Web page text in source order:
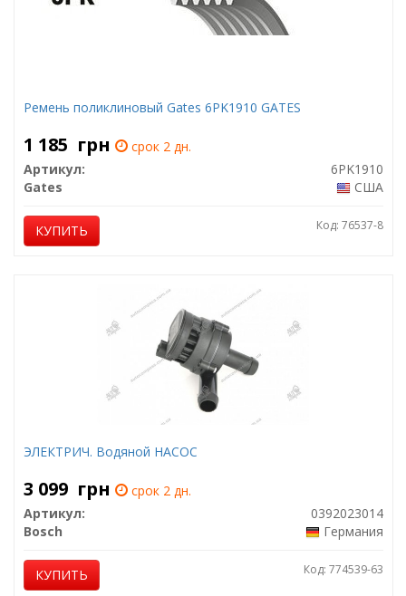
Ремень поликлиновый Gates 6PK1910 GATES
1 185 грн
срок 2 дн.
Артикул:
6PK1910
Gates
США
КУПИТЬ Код: 76537-8
ЭЛЕКТРИЧ. Водяной НАСОС
3 099 грн
срок 2 дн.
Артикул:
0392023014
Bosch
Германия
КУПИТЬ Код: 774539-63